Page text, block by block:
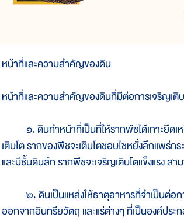
หน้าที่และความสำคัญของดิน
หน้าที่และความสำคัญของดินที่มีต่อการเจริญเติ
๑. ดินทำหน้าที่เป็นที่ให้รากพืชได้เกาะยึดเ
เติบโต รากของพืชจะเติบโตชอบไชหยั่งลึกแพร่ก
และมีชั้นดินลึก รากพืชจะเจริญเติบโตแข็งแรง
๒. ดินเป็นแหล่งให้ธาตุอาหารที่จำเป็นต่อก
ออกจากอินทรียวัตถุ และแร่ต่างๆ ที่เป็นองค์ประ